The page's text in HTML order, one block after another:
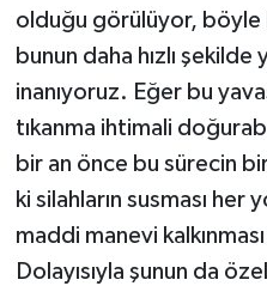
olduğu görülüyor, böyle
bunun daha hızlı
inanıyoruz. Eğer bu
tıkanma ihtimali
bir an önce bu sürecin
ki silahların susması
maddi manevi
Dolayısıyla şunun da